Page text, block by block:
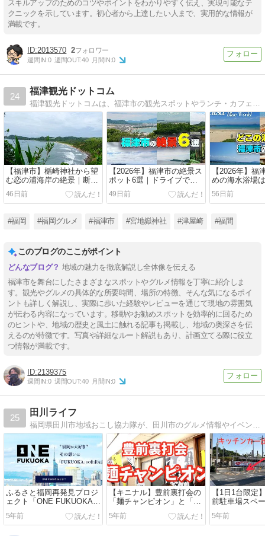
スキルアップのためのコツやポイントをわかりやすく伝え、実現可能なテ
クニックを示しています。初心者から上達したい人まで、実用的な情報が
満載です。
2013570 2
週間IN:0 週間OUT:40 月間IN:0
24
福津観光ドットコム
【福津市】楯崎神社から望
む恋の浦海岸の絶景｜断崖
の展望所は穴場を超えた観
光地
46日前
【2026年】福津市の絶景ス
ポット6選｜ドライブで景
色を楽しめる展望台や神社
を紹介
49日前
【2026年】福
めの海水浴場
と津屋崎のビ
わって比較
56日前
#福岡 #福岡グルメ #福津市 #宮地嶽神社 #津屋崎 #福間
このブログのここがポイント
地域の魅力を徹底解説し全体像を伝える
福津市を舞台にしたさまざまなスポットやグルメ情報を丁寧に紹介しま
す。観光やグルメの具体的な所要時間、場所の特徴、そんな気になるポイ
ントも詳しく解説し、実際に歩いた経験やレビューを通じて現地の雰囲気
が伝わる内容になっています。移動やお勧めスポットを効率的に回るため
のヒントや、地域の歴史と風土に触れる記事も掲載し、地域の奥深さを伝
えるのが特徴です。写真や詳細なルート解説もあり、計画立てる際に役立
つ情報が満載です。
2139375
週間IN:0 週間OUT:40 月間IN:0
25
田川ライフ
福岡県田川市地域おこし協力隊が、田川市のグルメ情報やイベント情報・最新ニュースなどをテキトーに調査していち早くお届けするWEBマガジン［田川ライフ］
ふるさと福岡再発見プロジ
ェクト「ONE FUKUOKA」
を注目してね！
5年前
【キニナル】豊前裏打会の
「麺チャンピオン」と「蘭
和」
5年前
【1日1台限定
前駐車場スペ
ンカーを募集
よ！
5年前